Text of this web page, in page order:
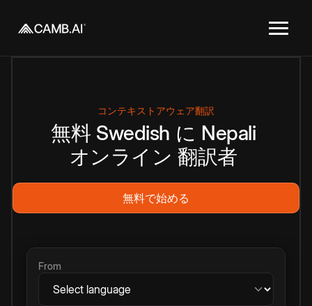
コンテキストアウェア翻訳
無料 Swedish に Nepali
オンライン 翻訳者
無料で始める
From